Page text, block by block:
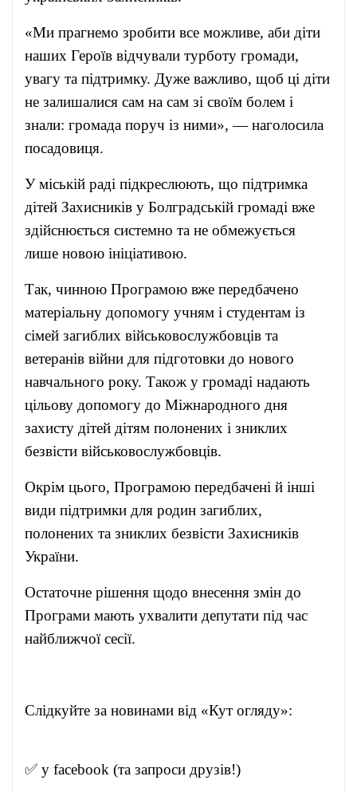
«Ми прагнемо зробити все можливе, аби діти
наших Героїв відчували турботу громади,
увагу та підтримку. Дуже важливо, щоб ці діти
не залишалися сам на сам зі своїм болем і
знали: громада поруч із ними», — наголосила
посадовиця.
У міській раді підкреслюють, що підтримка
дітей Захисників у Болградській громаді вже
здійснюється системно та не обмежується
лише новою ініціативою.
Так, чинною Програмою вже передбачено
матеріальну допомогу учням і студентам із
сімей загиблих військовослужбовців та
ветеранів війни для підготовки до нового
навчального року. Також у громаді надають
цільову допомогу до Міжнародного дня
захисту дітей дітям полонених і зниклих
безвісти військовослужбовців.
Окрім цього, Програмою передбачені й інші
види підтримки для родин загиблих,
полонених та зниклих безвісти Захисників
України.
Остаточне рішення щодо внесення змін до
Програми мають ухвалити депутати під час
найближчої сесії.
Слідкуйте за новинами від «Кут огляду»:
✅ у facebook (та запроси друзів!)